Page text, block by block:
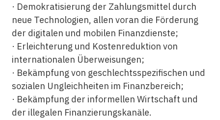
· Demokratisierung der Zahlungsmittel durch
neue Technologien, allen voran die Förderung
der digitalen und mobilen Finanzdienste;
· Erleichterung und Kostenreduktion von
internationalen Überweisungen;
· Bekämpfung von geschlechtsspezifischen und
sozialen Ungleichheiten im Finanzbereich;
· Bekämpfung der informellen Wirtschaft und
der illegalen Finanzierungskanäle.